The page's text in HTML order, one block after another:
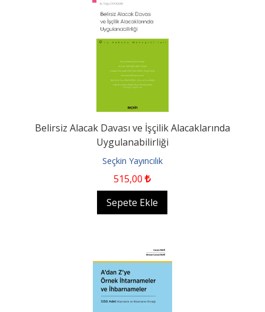
Belirsiz Alacak Davası ve İşçilik Alacaklarında
Uygulanabilirliği
Seçkin Yayıncılık
515,00
Sepete Ekle